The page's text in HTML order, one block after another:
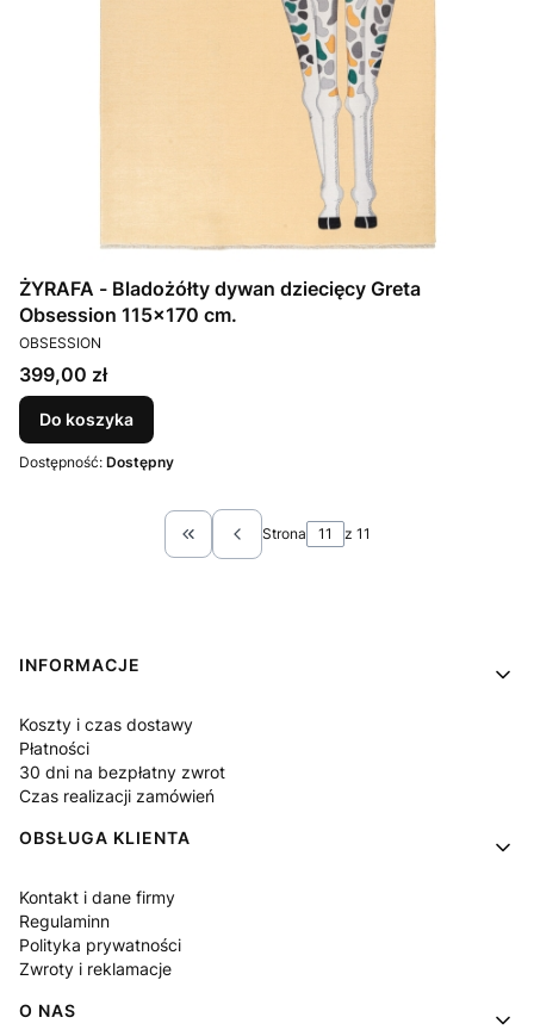
ŻYRAFA - Bladożółty dywan dziecięcy Greta
Obsession 115x170 cm.
PRODUCENT
OBSESSION
Cena
399,00 zł
Do koszyka
Dostępność: Dostępny
Wróć do pierwszej strony z produktami
Strona z 11
Linki w stopce
INFORMACJE
Koszty i czas dostawy
Płatności
30 dni na bezpłatny zwrot
Czas realizacji zamówień
OBSŁUGA KLIENTA
Kontakt i dane firmy
Regulaminn
Polityka prywatności
Zwroty i reklamacje
O NAS